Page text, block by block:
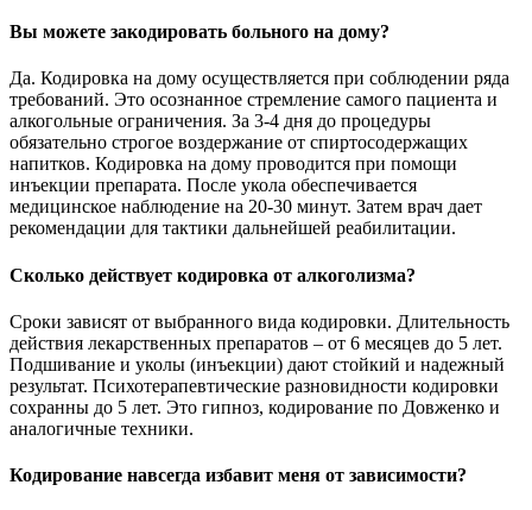
Вы можете закодировать больного на дому?
Да. Кодировка на дому осуществляется при соблюдении ряда
требований. Это осознанное стремление самого пациента и
алкогольные ограничения. За 3-4 дня до процедуры
обязательно строгое воздержание от спиртосодержащих
напитков. Кодировка на дому проводится при помощи
инъекции препарата. После укола обеспечивается
медицинское наблюдение на 20-30 минут. Затем врач дает
рекомендации для тактики дальнейшей реабилитации.
Сколько действует кодировка от алкоголизма?
Сроки зависят от выбранного вида кодировки. Длительность
действия лекарственных препаратов – от 6 месяцев до 5 лет.
Подшивание и уколы (инъекции) дают стойкий и надежный
результат. Психотерапевтические разновидности кодировки
сохранны до 5 лет. Это гипноз, кодирование по Довженко и
аналогичные техники.
Кодирование навсегда избавит меня от зависимости?